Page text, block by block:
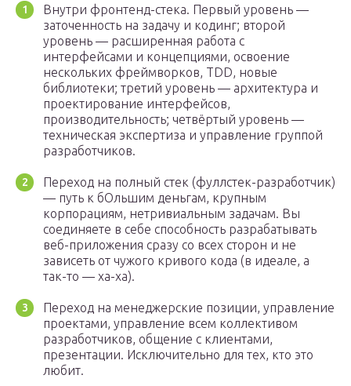
Внутри фронтенд-стека. Первый уровень —
заточенность на задачу и кодинг; второй
уровень — расширенная работа с
интерфейсами и концепциями, освоение
нескольких фреймворков, TDD, новые
библиотеки; третий уровень — архитектура и
проектирование интерфейсов,
производительность; четвёртый уровень —
техническая экспертиза и управление группой
разработчиков.
Переход на полный стек (фуллстек-разработчик)
— путь к бОльшим деньгам, крупным
корпорациям, нетривиальным задачам. Вы
соединяете в себе способность разрабатывать
веб-приложения сразу со всех сторон и не
зависеть от чужого кривого кода (в идеале, а
так-то — ха-ха).
Переход на менеджерские позиции, управление
проектами, управление всем коллективом
разработчиков, общение с клиентами,
презентации. Исключительно для тех, кто это
любит.